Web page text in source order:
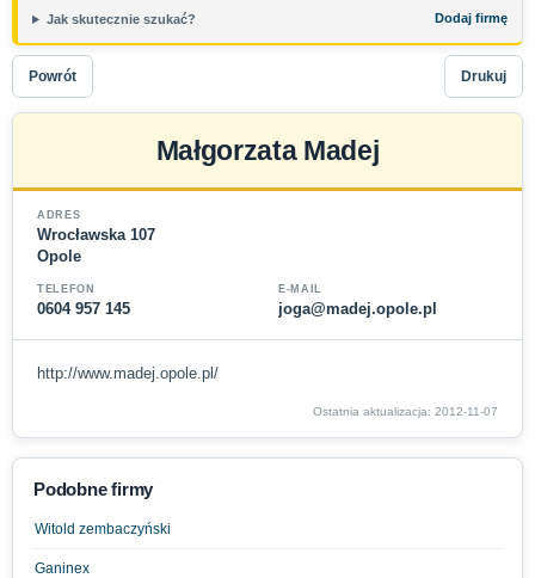
Jak skutecznie szukać? Dodaj firmę
Powrót Drukuj
Małgorzata Madej
ADRES
Wrocławska 107
Opole
TELEFON
0604 957 145
E-MAIL
joga@madej.opole.pl
http://www.madej.opole.pl/
Ostatnia aktualizacja: 2012-11-07
Podobne firmy
Witold zembaczyński
Ganinex